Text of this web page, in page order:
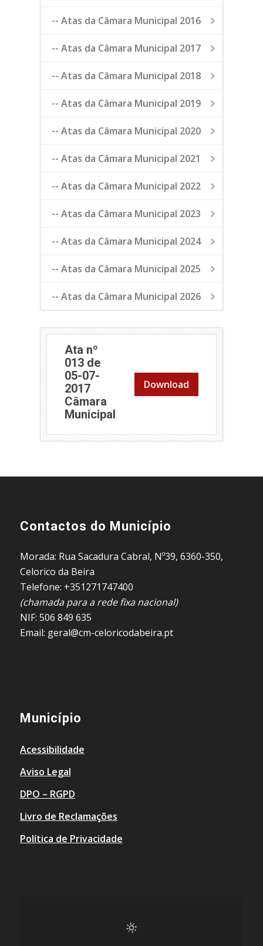
-- Atas da Câmara Municipal 2016
-- Atas da Câmara Municipal 2017
-- Atas da Câmara Municipal 2018
-- Atas da Câmara Municipal 2019
-- Atas da Câmara Municipal 2020
-- Atas da Câmara Municipal 2021
-- Atas da Câmara Municipal 2022
-- Atas da Câmara Municipal 2023
-- Atas da Câmara Municipal 2024
-- Atas da Câmara Municipal 2025
-- Atas da Câmara Municipal 2026
Ata nº
013 de
05-07-
2017
Câmara
Municipal
Download
Contactos do Município
Morada: Rua Sacadura Cabral, Nº39, 6360-350,
Celorico da Beira
Telefone: +351271747400
(chamada para a rede fixa nacional)
NIF: 506 849 635
Email: geral@cm-celoricodabeira.pt
Município
Acessibilidade
Aviso Legal
DPO – RGPD
Livro de Reclamações
Política de Privacidade